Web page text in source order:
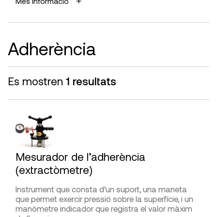
Hilti, KOR-IT
DISTRIBUÏDORS
Elvec, Tecnicas CP SAC
Servei tècnic: Intemac, LabVallès
Mesurar la duresa i la qualitat dels materials.
AVANTATGES
Fàcil i ràpida execució sense causar danys
importants.
escala estandarditzada.
materials que permeten una major precisió.
DIFICULTAT D’UTILITZACIÓ
Presa de mesures
Interpretació de la lectura
Adherència
Es mostren 1 resultats
Mesurador de l’adherència
(extractòmetre)
Instrument que consta d’un suport, una maneta
que permet exercir pressió sobre la superfície, i un
manòmetre indicador que registra el valor màxim